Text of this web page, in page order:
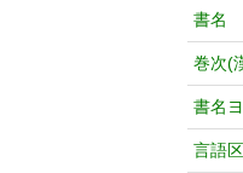
書名
巻次(
書名
言語